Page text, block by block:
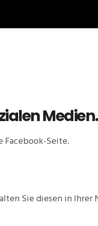
Medien.
Facebook-Seite.
Sie diesen in